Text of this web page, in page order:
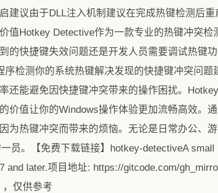
建议由于DLL注入机制建议在完成热键检测后
值Hotkey Detective作为一款专业的热键冲突检
的快捷键失效问题还是开发人员需要调试热键
检测你的系统热键解决发现的快捷键冲突问题
还能避免因快捷键冲突带来的操作困扰。
价值让你的Windows操作体验更加流畅高效。
为热键冲突而带来的烦恼。无论是日常办公、
员。【免费下载链接】hotkey-detectiveA
and later.项目地址: https://gitcode.com/
仅供参考